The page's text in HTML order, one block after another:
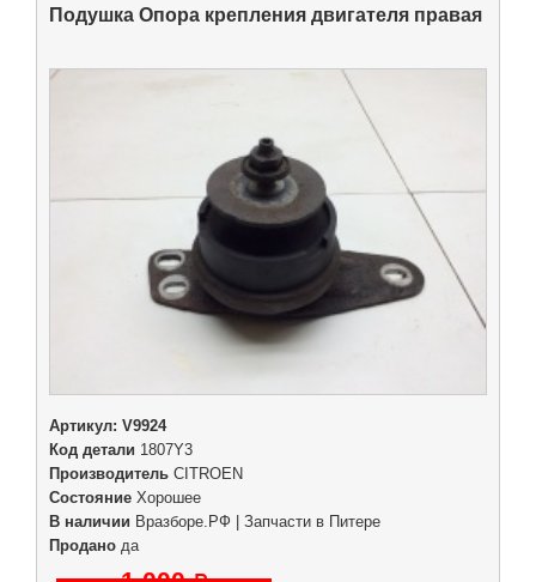
Подушка Опора крепления двигателя правая
Артикул: V9924
Код детали 1807Y3
Производитель CITROEN
Состояние Хорошее
В наличии Вразборе.РФ | Запчасти в Питере
Продано да